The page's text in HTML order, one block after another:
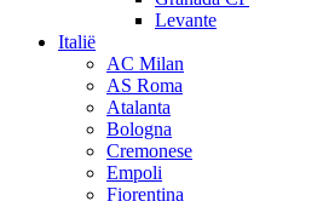
Levante
Italië
AC Milan
AS Roma
Atalanta
Bologna
Cremonese
Empoli
Fiorentina